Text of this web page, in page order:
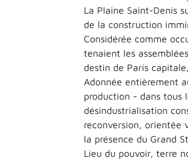
La Plaine Saint-Denis
de la construction
Considérée comme
tenaient les
destin de Paris
Adonnée entièrement
production - dans tous
désindustrialisation
reconversion, orientée
la présence du Grand
Lieu du pouvoir, terre